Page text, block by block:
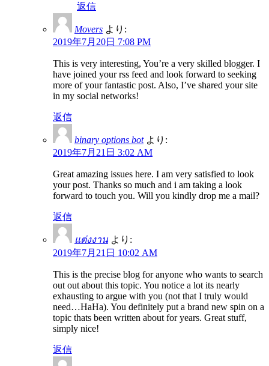
返信
Movers より:
2019年7月20日 7:08 PM
This is very interesting, You’re a very skilled blogger. I
have joined your rss feed and look forward to seeking
more of your fantastic post. Also, I’ve shared your site
in my social networks!
返信
binary options bot より:
2019年7月21日 3:02 AM
Great amazing issues here. I am very satisfied to look
your post. Thanks so much and i am taking a look
forward to touch you. Will you kindly drop me a mail?
返信
แต่งงาน より:
2019年7月21日 10:02 AM
This is the precise blog for anyone who wants to search
out out about this topic. You notice a lot its nearly
exhausting to argue with you (not that I truly would
need…HaHa). You definitely put a brand new spin on a
topic thats been written about for years. Great stuff,
simply nice!
返信